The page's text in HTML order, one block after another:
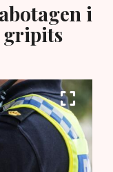
i
gripits